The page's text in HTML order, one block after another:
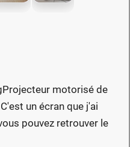
motorisé de
un écran que j'ai
pouvez retrouver le